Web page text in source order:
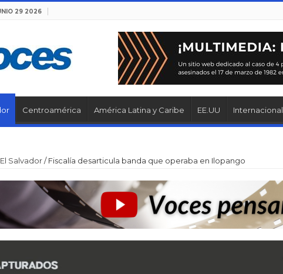
29 2026
Centroamérica América Latina y Caribe EE.UU Internacional
El Salvador/ Fiscalía desarticula banda que operaba en Ilopango